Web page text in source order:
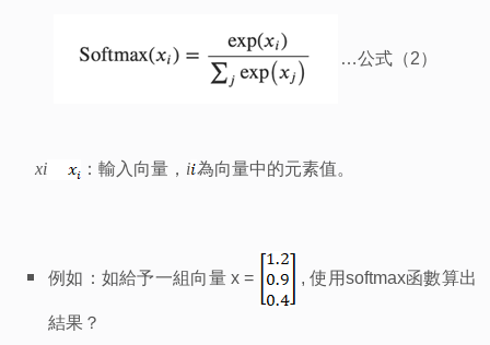
…公式（2）
xi ：輸入向量， i 為向量中的元素值。
例如：如給予一組向量 x = ,使用softmax函數算出
結果？